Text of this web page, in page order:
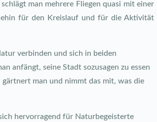
man mehrere Fliegen quasi mit einer
für den Kreislauf und für die Aktivität
verbinden und sich in beiden
anfängt, seine Stadt sozusagen zu essen
man und nimmt das mit, was die
hervorragend für Naturbegeisterte